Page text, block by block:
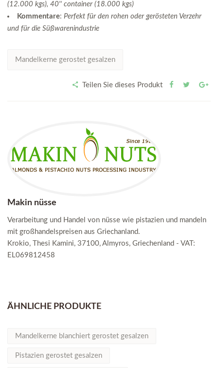
(12.000 kgs), 40'' container (18.000 kgs)
Kommentare: Perfekt für den rohen oder gerösteten Verzehr
und für die Süßwarenindustrie
Mandelkerne gerostet gesalzen
Teilen Sie dieses Produkt
Makin nüsse
Verarbeitung und Handel von nüsse wie pistazien und mandeln
mit großhandelspreisen aus Griechanland.
Krokio, Thesi Kamini, 37100, Almyros, Griechenland - VAT:
EL069812458
ÄHNLICHE PRODUKTE
Mandelkerne blanchiert gerostet gesalzen
Pistazien gerostet gesalzen